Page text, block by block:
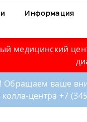
Информация
медицинский
ваше
центра +7